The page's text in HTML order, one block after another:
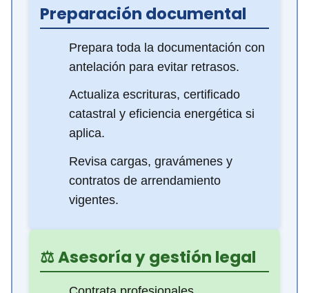
Preparación documental
Prepara toda la documentación con
antelación para evitar retrasos.
Actualiza escrituras, certificado
catastral y eficiencia energética si
aplica.
Revisa cargas, gravámenes y
contratos de arrendamiento
vigentes.
‍⚖️ Asesoría y gestión legal